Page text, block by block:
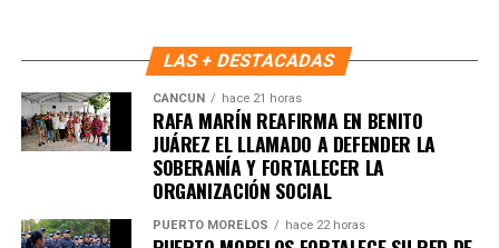
5. UE y Mercosur ultiman detalles
para firmar acuerdo histórico
Representantes de Brasil, Argentina, Paraguay y Uruguay
se reunieron con autoridades europeas para cerrar los
últimos puntos delacuerdo comercial UE–Mercosur
cuya firma está prevista para mañana. El pacto es
considerado uno de los más amplios de la última década.
LAS + DESTACADAS
CANCÚN hace 21 horas
RAFA MARÍN REAFIRMA EN BENITO
JUÁREZ EL LLAMADO A DEFENDER LA
SOBERANÍA Y FORTALECER LA
ORGANIZACIÓN SOCIAL
PUERTO MORELOS hace 22 horas